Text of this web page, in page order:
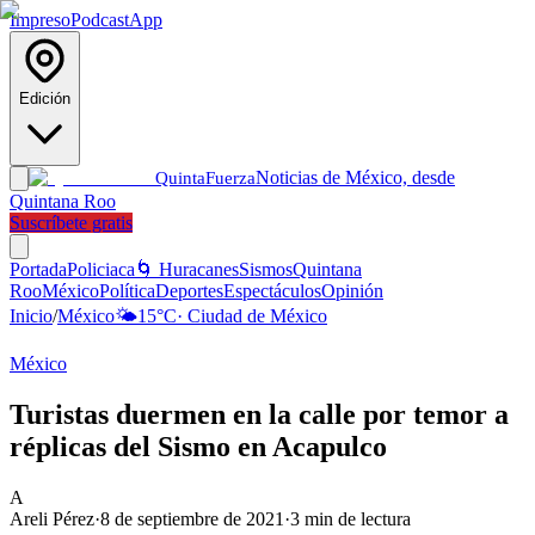
ImpresoPodcastApp
Edición
QuintaFuerzaNoticias de México, desde
Quintana Roo
Suscríbete gratis
PortadaPoliciaca 🌀 HuracanesSismosQuintana
RooMéxicoPolíticaDeportesEspectáculosOpinión
Inicio/México🌤️15°C· Ciudad de México
México
Turistas duermen en la calle por temor a
réplicas del Sismo en Acapulco
A
Areli Pérez·8 de septiembre de 2021 ·3 min de lectura